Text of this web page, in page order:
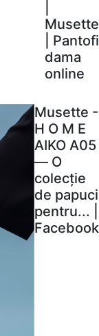
Musette
| Pantofi
dama
online
Musette -
H O M E
AIKO A05
— O
colecție
de papuci
pentru... |
Facebook